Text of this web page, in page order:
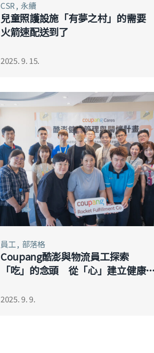
CSR 永續
兒童照護設施「有夢之村」的需要
火箭速配送到了
2025. 9. 15.
員工 部落格
Coupang酷澎與物流員工探索
「吃」的念頭 從「心」建立健康飲
2025. 9. 9.